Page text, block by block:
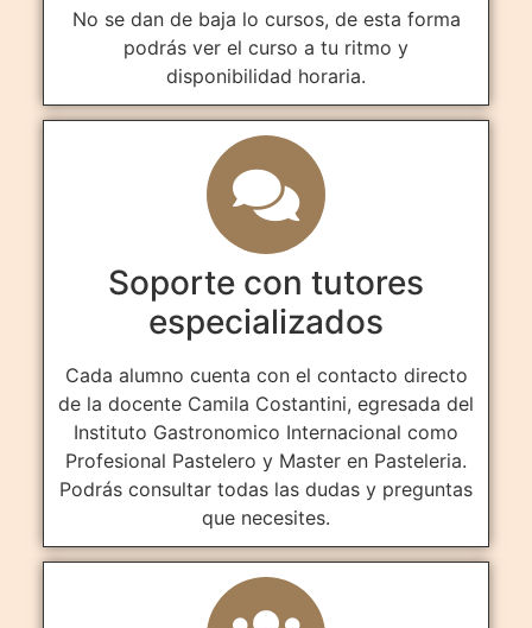
No se dan de baja lo cursos, de esta forma
podrás ver el curso a tu ritmo y
disponibilidad horaria.
Soporte con tutores
especializados
Cada alumno cuenta con el contacto directo
de la docente Camila Costantini, egresada del
Instituto Gastronomico Internacional como
Profesional Pastelero y Master en Pasteleria.
Podrás consultar todas las dudas y preguntas
que necesites.